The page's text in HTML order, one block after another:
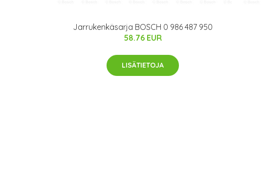
Jarrukenkäsarja BOSCH 0 986 487 950
58.76 EUR
LISÄTIETOJA